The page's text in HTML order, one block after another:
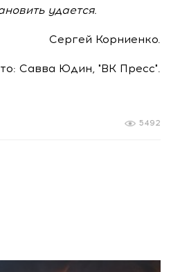
удается.
Сергей Корниенко.
Савва Юдин, "ВК Пресс".
5492